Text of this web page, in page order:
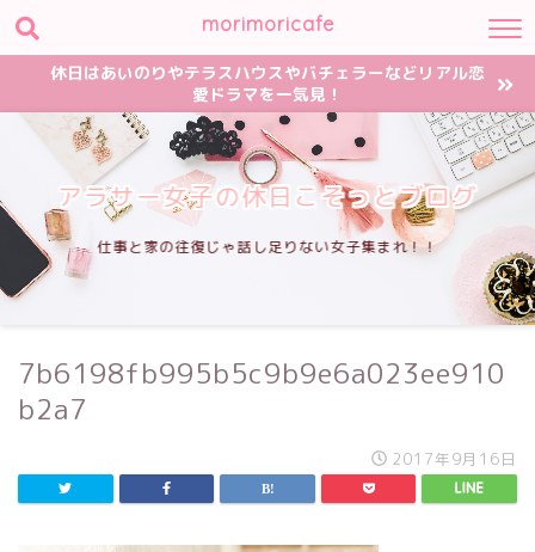
morimoricafe
休日はあいのりやテラスハウスやバチェラーなどリアル恋
愛ドラマを一気見！
アラサー女子の休日こそっとブログ
仕事と家の往復じゃ話し足りない女子集まれ！！
7b6198fb995b5c9b9e6a023ee910
b2a7
2017年9月16日